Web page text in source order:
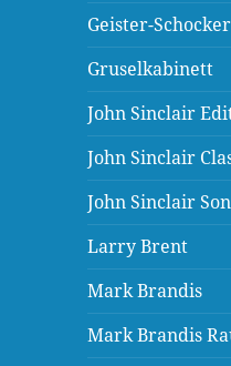
Geister-Schocker
Gruselkabinett
John Sinclair
John Sinclair
John Sinclair
Larry Brent
Mark Brandis
Mark Brandis